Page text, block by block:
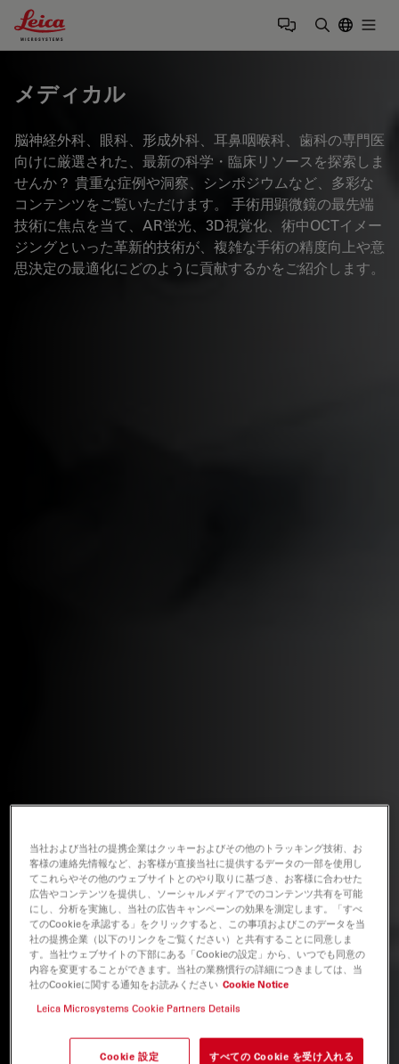
Leica Microsystems Logo
メディカル
脳神経外科、眼科、形成外科、耳鼻咽喉科、歯科の専門医
向けに厳選された、最新の科学・臨床リソースを探索しま
せんか？ 貴重な症例や洞察、シンポジウムなど、多彩な
コンテンツをご覧いただけます。 手術用顕微鏡の最先端
技術に焦点を当て、AR蛍光、3D視覚化、術中OCTイメー
ジングといった革新的技術が、複雑な手術の精度向上や意
思決定の最適化にどのように貢献するかをご紹介します。
当社および当社の提携企業はクッキーおよびその他のトラッキング技術、お
客様の連絡先情報など、お客様が直接当社に提供するデータの一部を使用し
てこれらやその他のウェブサイトとのやり取りに基づき、お客様に合わせた
広告やコンテンツを提供し、ソーシャルメディアでのコンテンツ共有を可能
にし、分析を実施し、当社の広告キャンペーンの効果を測定します。「すべ
てのCookieを承認する」をクリックすると、この事項およびこのデータを当
社の提携企業（以下のリンクをご覧ください）と共有することに同意しま
す。当社ウェブサイトの下部にある「Cookieの設定」から、いつでも同意の
内容を変更することができます。当社の業務慣行の詳細につきましては、当
社のCookieに関する通知をお読みください Cookie Notice
Leica Microsystems Cookie Partners Details
Cookie 設定 すべての Cookie を受け入れる